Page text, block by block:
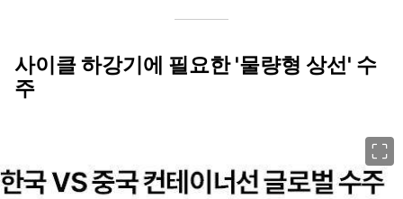
사이클 하강기에 필요한 '물량형 상선' 수
주